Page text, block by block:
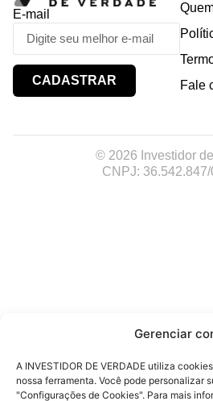
Gerenciar
A INVESTIDOR DE VERDADE utiliza
nossa ferramenta. Você pode personalizar
"Configurações de Cookies". Para mais
E-mail
CADASTRAR
Fale
© 2026 Investidor
CNPJ: